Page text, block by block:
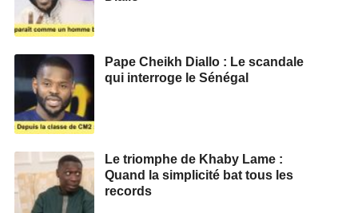
Pape Cheikh Diallo : Le scandale
qui interroge le Sénégal
Le triomphe de Khaby Lame :
Quand la simplicité bat tous les
records